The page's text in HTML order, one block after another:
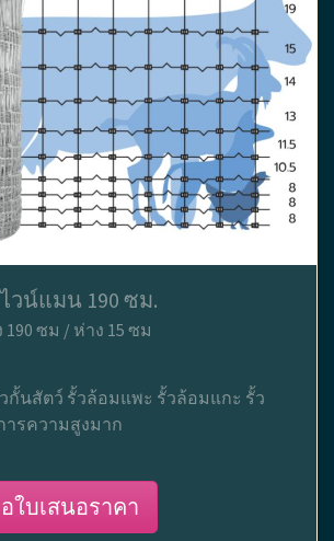
น์แมน 190 ซม.
190 ซม / ห่าง 15 ซม
กั้นสัตว์ รั้วล้อมแพะ รั้วล้อมแกะ รั้ว
รความสูงมาก
ใบเสนอราคา